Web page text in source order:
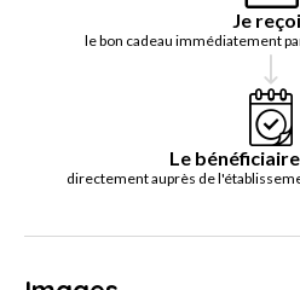
Je
le bon cadeau immédiatement
Le
directement auprès de